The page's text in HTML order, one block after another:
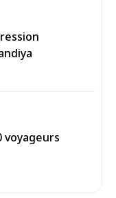
voyageurs